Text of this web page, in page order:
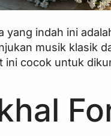
yang indah ini
musik klasik
ini cocok untuk